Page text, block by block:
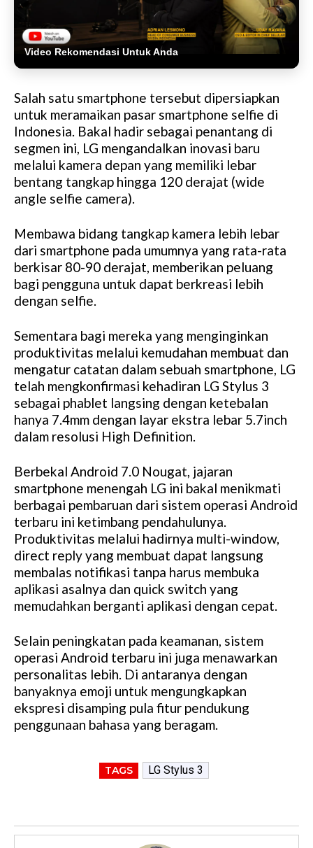
Video Rekomendasi Untuk Anda
Salah satu smartphone tersebut dipersiapkan
untuk meramaikan pasar smartphone selfie di
Indonesia. Bakal hadir sebagai penantang di
segmen ini, LG mengandalkan inovasi baru
melalui kamera depan yang memiliki lebar
bentang tangkap hingga 120 derajat (wide
angle selfie camera).
Membawa bidang tangkap kamera lebih lebar
dari smartphone pada umumnya yang rata-rata
berkisar 80-90 derajat, memberikan peluang
bagi pengguna untuk dapat berkreasi lebih
dengan selfie.
Sementara bagi mereka yang menginginkan
produktivitas melalui kemudahan membuat dan
mengatur catatan dalam sebuah smartphone, LG
telah mengkonfirmasi kehadiran LG Stylus 3
sebagai phablet langsing dengan ketebalan
hanya 7.4mm dengan layar ekstra lebar 5.7inch
dalam resolusi High Definition.
Berbekal Android 7.0 Nougat, jajaran
smartphone menengah LG ini bakal menikmati
berbagai pembaruan dari sistem operasi Android
terbaru ini ketimbang pendahulunya.
Produktivitas melalui hadirnya multi-window,
direct reply yang membuat dapat langsung
membalas notifikasi tanpa harus membuka
aplikasi asalnya dan quick switch yang
memudahkan berganti aplikasi dengan cepat.
Selain peningkatan pada keamanan, sistem
operasi Android terbaru ini juga menawarkan
personalitas lebih. Di antaranya dengan
banyaknya emoji untuk mengungkapkan
ekspresi disamping pula fitur pendukung
penggunaan bahasa yang beragam.
TAGS LG Stylus 3